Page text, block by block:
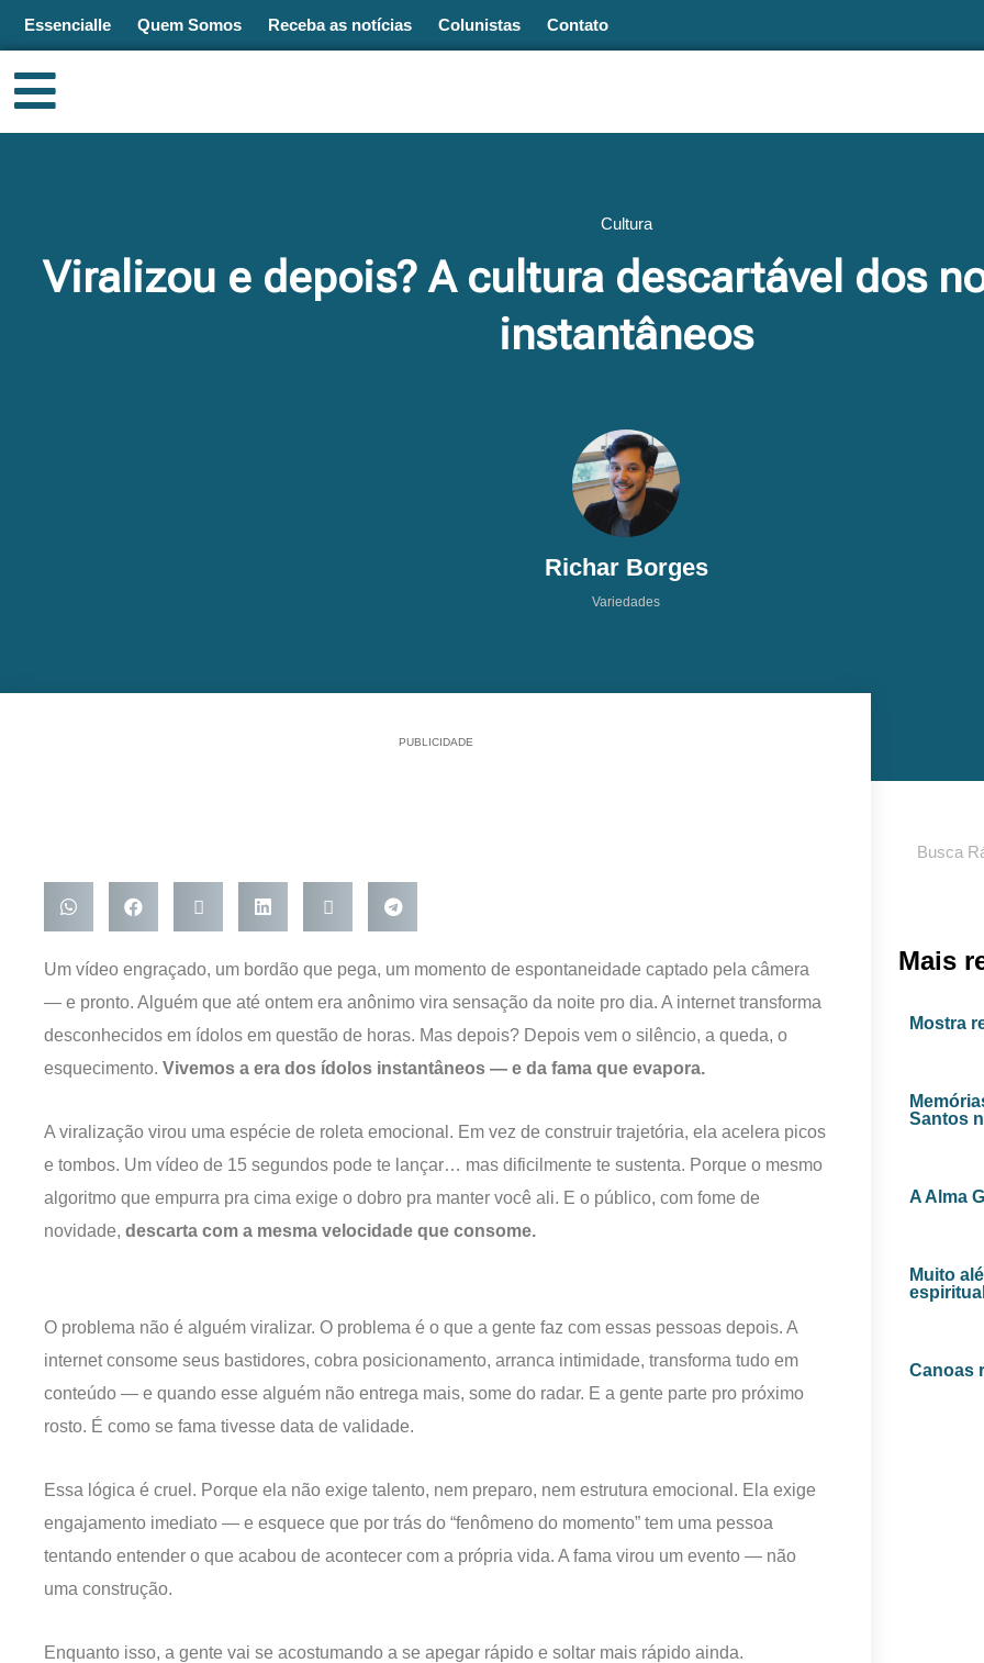
conteúdo
Essencialle Quem Somos Receba as notícias Colunistas Contato
Cultura
Viralizou e depois? A cultura descartável dos
instantâneos
Richar Borges
Variedades
PUBLICIDADE
Um vídeo engraçado, um bordão que pega, um momento de espontaneidade captado pela câmera
— e pronto. Alguém que até ontem era anônimo vira sensação da noite pro dia. A internet transforma
desconhecidos em ídolos em questão de horas. Mas depois? Depois vem o silêncio, a queda, o
esquecimento. Vivemos a era dos ídolos instantâneos — e da fama que evapora.
A viralização virou uma espécie de roleta emocional. Em vez de construir trajetória, ela acelera picos
e tombos. Um vídeo de 15 segundos pode te lançar… mas dificilmente te sustenta. Porque o mesmo
algoritmo que empurra pra cima exige o dobro pra manter você ali. E o público, com fome de
novidade, descarta com a mesma velocidade que consome.
O problema não é alguém viralizar. O problema é o que a gente faz com essas pessoas depois. A
internet consome seus bastidores, cobra posicionamento, arranca intimidade, transforma tudo em
conteúdo — e quando esse alguém não entrega mais, some do radar. E a gente parte pro próximo
rosto. É como se fama tivesse data de validade.
Essa lógica é cruel. Porque ela não exige talento, nem preparo, nem estrutura emocional. Ela exige
engajamento imediato — e esquece que por trás do “fenômeno do momento” tem uma pessoa
tentando entender o que acabou de acontecer com a própria vida. A fama virou um evento — não
uma construção.
Enquanto isso, a gente vai se acostumando a se apegar rápido e soltar mais rápido ainda.
Mais
Mostra
Santos
A Alma
Muito
Canoas